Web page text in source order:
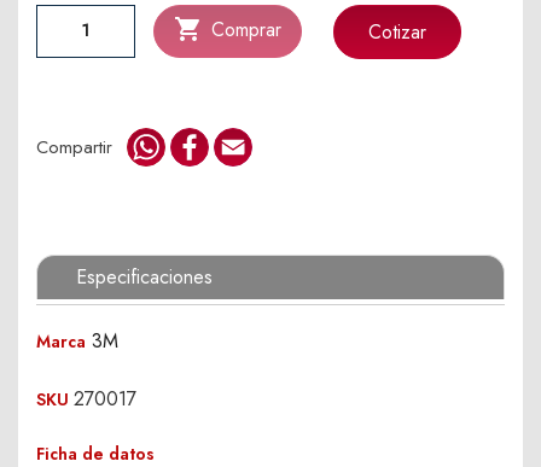
 Comprar Cotizar
Compartir WhatsApp
Facebook
Especificaciones
Marca 3M
SKU 270017
Ficha de datos